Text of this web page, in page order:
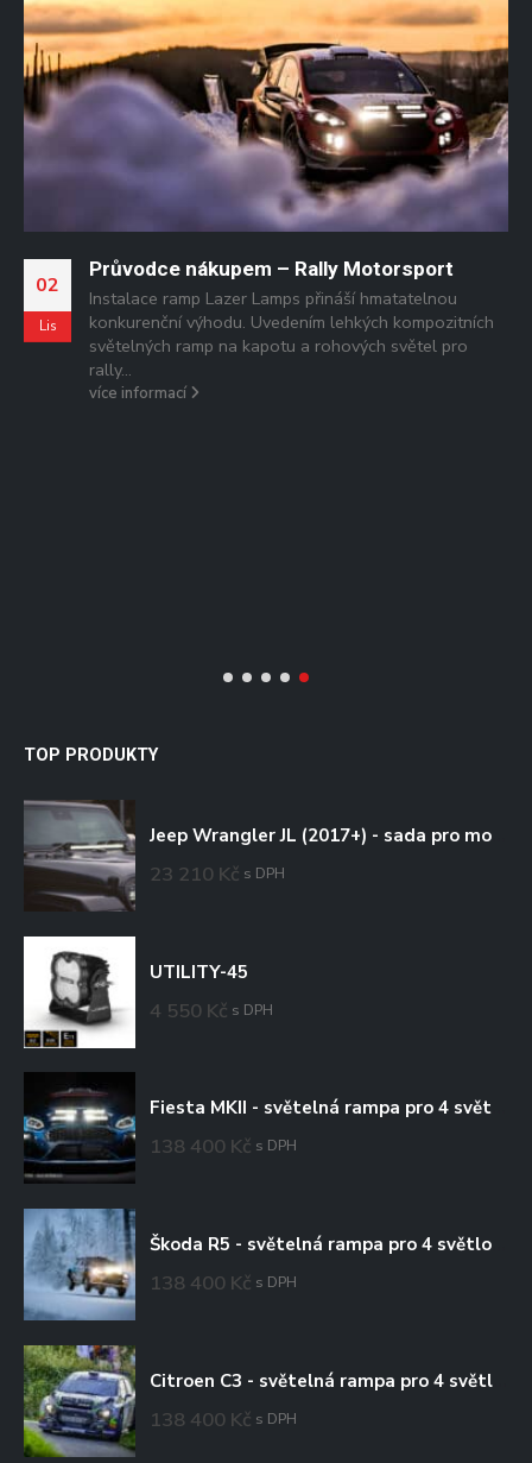
02
Lis
Průvodce nákupem – Rally Motorsport
Instalace ramp Lazer Lamps přináší hmatatelnou
konkurenční výhodu. Uvedením lehkých kompozitních
světelných ramp na kapotu a rohových světel pro
rally...
více informací
TOP PRODUKTY
23 210 Kč s DPH
UTILITY-45
4 550 Kč s DPH
138 400 Kč s DPH
138 400 Kč s DPH
138 400 Kč s DPH